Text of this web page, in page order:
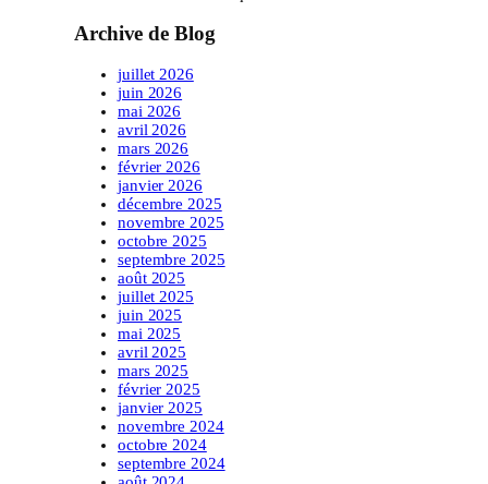
Archive de Blog
juillet 2026
juin 2026
mai 2026
avril 2026
mars 2026
février 2026
janvier 2026
décembre 2025
novembre 2025
octobre 2025
septembre 2025
août 2025
juillet 2025
juin 2025
mai 2025
avril 2025
mars 2025
février 2025
janvier 2025
novembre 2024
octobre 2024
septembre 2024